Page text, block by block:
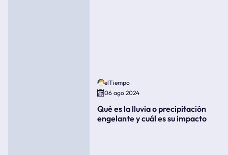
elTiempo
06 ago 2024
Qué es la lluvia o precipitación
engelante y cuál es su impacto